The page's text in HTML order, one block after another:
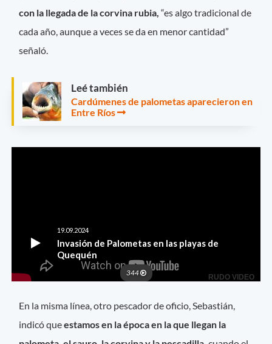
con la llegada de la corvina rubia,“es algo tradicional de
cada año, aunque a veces se da en menor cantidad”
señaló.
Leé también
Cardúmenes de palometas aparecieron en
Entre Ríos
En la misma línea, otro pescador de oficio, Sebastián,
indicó queestamos en la época en la que llegan la